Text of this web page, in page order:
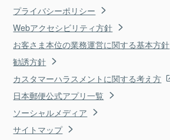
プライバシーポリシー
Webアクセシビリティ方針
お客さま本位の業務運営に関する基本方針
勧誘方針
カスタマーハラスメントに関する考え方
日本郵便公式アプリ一覧
ソーシャルメディア
サイトマップ